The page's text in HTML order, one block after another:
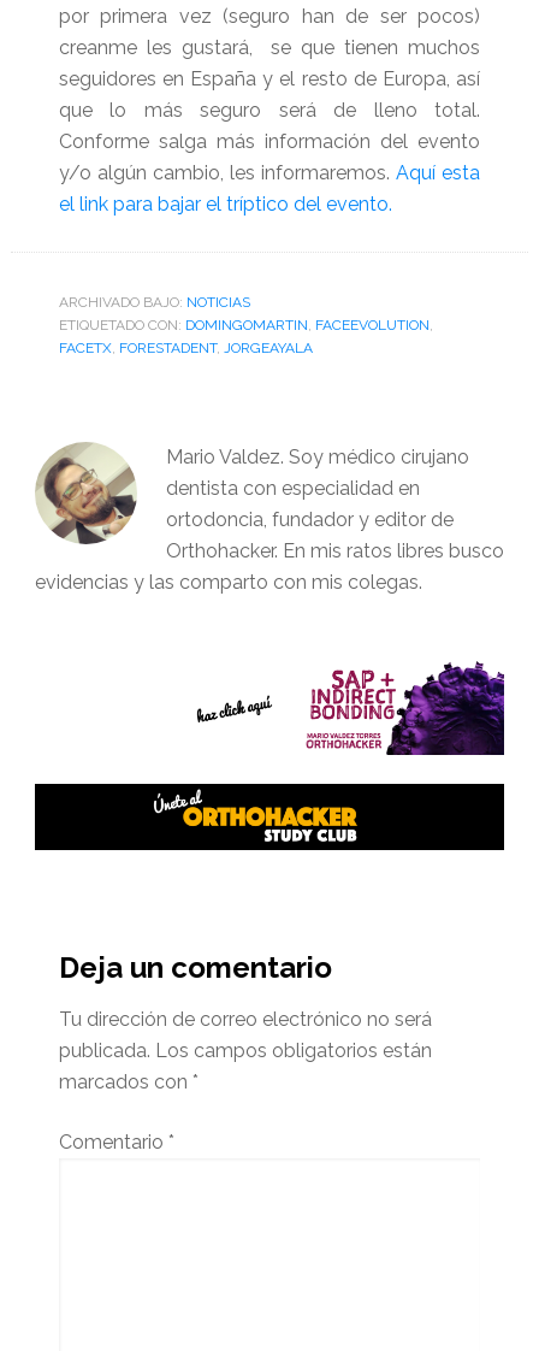
por primera vez (seguro han de ser pocos)
creanme les gustará, se que tienen muchos
seguidores en España y el resto de Europa, así
que lo más seguro será de lleno total.
Conforme salga más información del evento
y/o algún cambio, les informaremos.Aquí esta
el link para bajar el tríptico del evento.
ARCHIVADO BAJO: NOTICIAS
ETIQUETADO CON: DOMINGOMARTIN FACEEVOLUTION
FACETX, FORESTADENT, JORGEAYALA
Mario Valdez. Soy médico cirujano
dentista con especialidad en
ortodoncia, fundador y editor de
Orthohacker. En mis ratos libres busco
evidencias y las comparto con mis colegas.
del
lector
Deja un comentario
Tu dirección de correo electrónico no será
publicada. Los campos obligatorios están
marcados con *
Comentario *